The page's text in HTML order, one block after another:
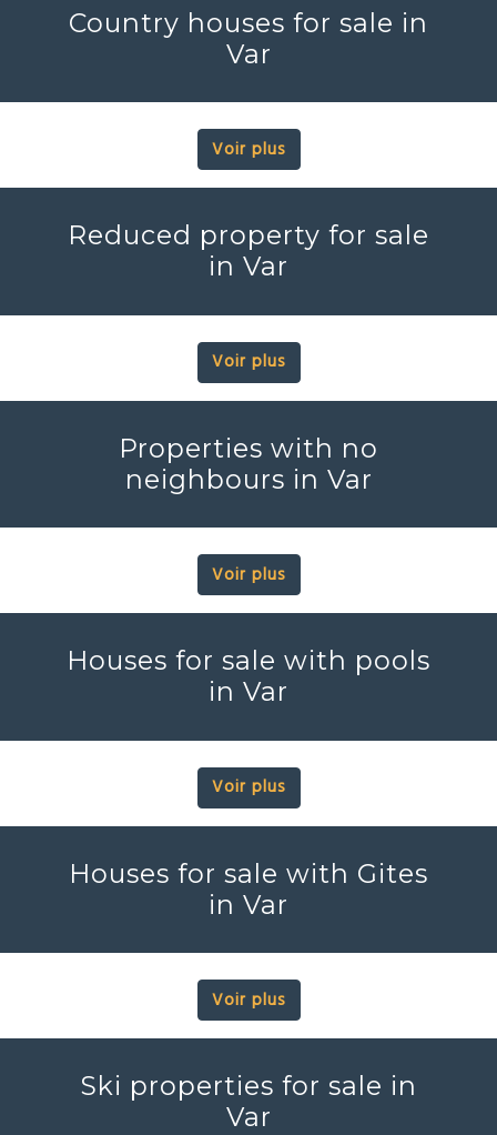
Country houses for sale in
Var
Voir plus
Reduced property for sale
in Var
Voir plus
Properties with no
neighbours in Var
Voir plus
Houses for sale with pools
in Var
Voir plus
Houses for sale with Gites
in Var
Voir plus
Ski properties for sale in
Var